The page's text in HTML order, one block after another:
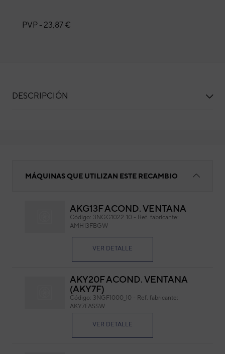
PVP - 23,87 €
DESCRIPCIÓN
MÁQUINAS QUE UTILIZAN ESTE RECAMBIO
AKG13F ACOND. VENTANA
Código: 3NGG1022_10 - Ref. fabricante:
AMH13FBGW
VER DETALLE
AKY20F ACOND. VENTANA
(AKY7F)
Código: 3NGF1000_10 - Ref. fabricante:
AKY7FASSW
VER DETALLE